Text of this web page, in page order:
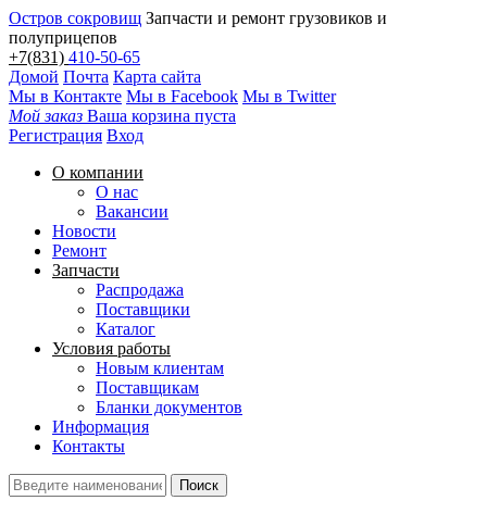
Остров сокровищ Запчасти и ремонт грузовиков и
полуприцепов
+7(831) 410-50-65
Домой Почта Карта сайта
Мы в Контакте Мы в Facebook Мы в Twitter
Мой заказ Ваша корзина пуста
Регистрация Вход
О компании
О нас
Вакансии
Новости
Ремонт
Запчасти
Распродажа
Поставщики
Каталог
Условия работы
Новым клиентам
Поставщикам
Бланки документов
Информация
Контакты